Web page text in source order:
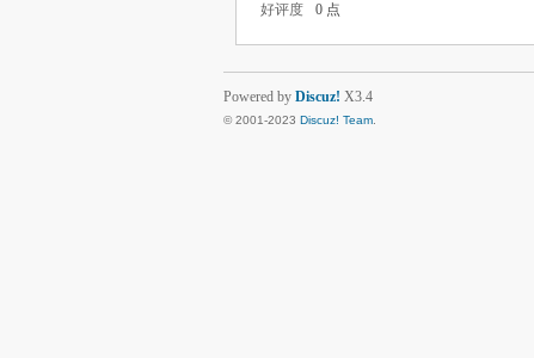
好评度
0 点
Powered by Discuz! X3.4
© 2001-2023 Discuz! Team